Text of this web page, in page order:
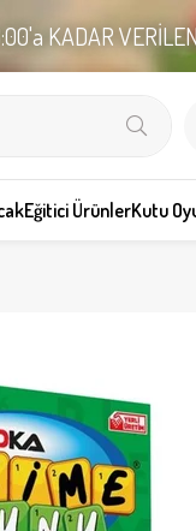
KADAR
Eğitici ÜrünlerKutu